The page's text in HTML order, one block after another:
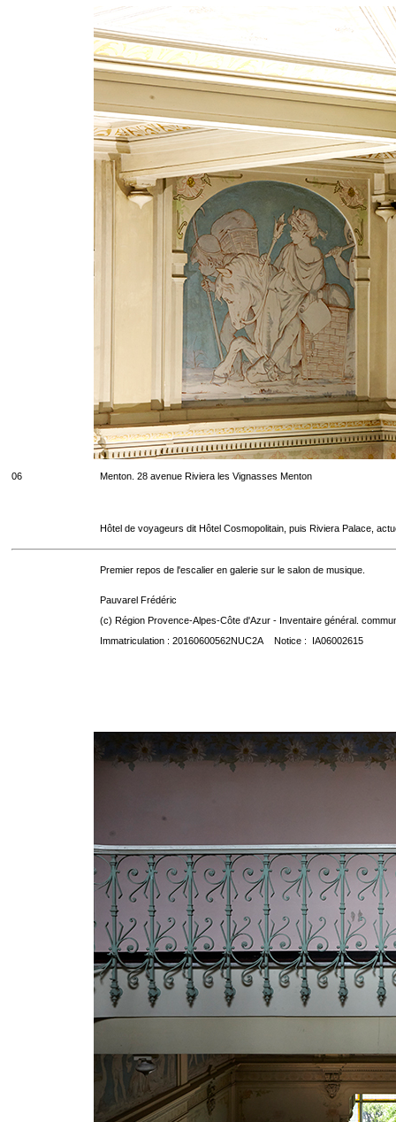
06 Menton. 28 avenue Riviera les Vignasses Menton
Hôtel de voyageurs dit Hôtel Cosmopolitain, puis Riviera Palace,
Premier repos de l'escalier en galerie sur le salon de musique.
Pauvarel Frédéric
(c) Région Provence-Alpes-Côte d'Azur - Inventaire général.
Immatriculation : 20160600562NUC2A Notice : IA06002615